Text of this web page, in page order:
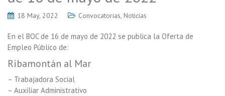
18 May, 2022 Convocatorias, Noticias
En el BOC de 16 de mayo de 2022 se publica la Oferta de
Empleo Público de:
Ribamontán al Mar
– Trabajadora Social
– Auxiliar Administrativo